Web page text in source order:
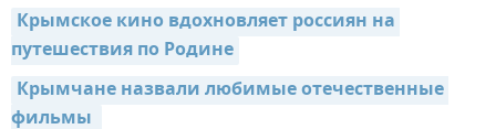
Крымское кино вдохновляет россиян на
путешествия по Родине
Крымчане назвали любимые отечественные
фильмы